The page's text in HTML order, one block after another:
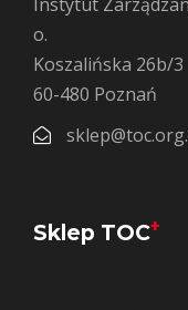
o.
Koszalińska 26b/3
60-480 Poznań
Sklep TOC+